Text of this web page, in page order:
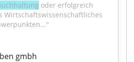
oder erfolgreich
Wirtschaftswissenschaftliches
gmbh